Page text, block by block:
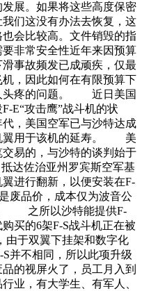
展。如果将这些高度保密
们这没有办法去恢复，这
会比较高。文件销毁的指
非常安全性近年来因预算
事故频发已成顽疾，仅最
，因此如何在有限预算下
头疼的问题。 近日美国
E“攻击鹰”战斗机的状
，美国空军已与沙特达成
翼用于该机的延寿。 美
易的，与沙特的谈判始于
达佐治亚州罗宾斯空军基
进行翻新，以便安装在F-
废品价，成本仅为波音公
。 之所以沙特能提供F-
买的6架F-S战斗机正在被
由于双翼下挂架和数字化
并不相同，所以此项升级
的视屏火了，员工月入到
业，有大学生、有军人、